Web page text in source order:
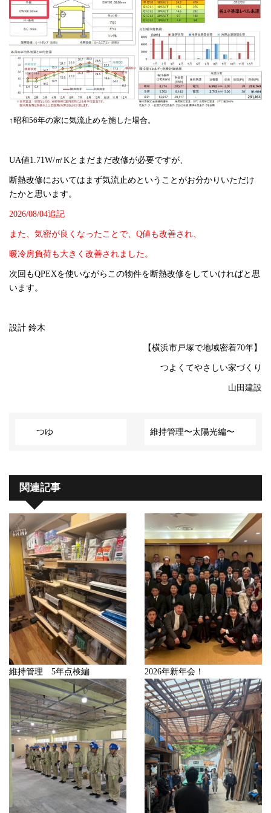
↑昭和56年の家に気流止めを施した場合。
UA値1.71W/㎡Kとまだまだ改修が必要ですが、
断熱改修においてはまず気流止めということがお分かりいただけ
たかと思います。
2026/08/04追記
また、気密が良くなったことで、Q値も改善され、
暖冷房負荷も大きく改善されました。
次回もQPEXを使いながらこの物件を断熱改修をしていければと思
います。
設計 鈴木
【横浜市戸塚で地域密着70年】
つよくてやさしい家づくり
山田建設
つゆ 維持管理〜太陽光編〜
関連記事
維持管理 5年点検編 2026年新年会！